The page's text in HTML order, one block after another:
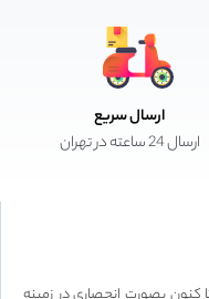
ارسال سریع
ارسال 24 ساعته در تهران